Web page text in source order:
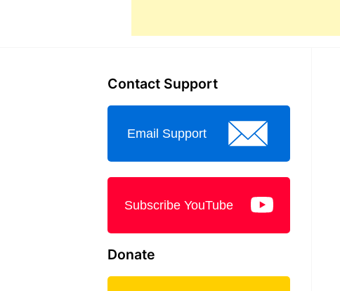
Contact Support
Email Support
Subscribe YouTube
Donate